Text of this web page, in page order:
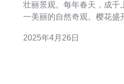
壮丽景观。每年春天，成千
一美丽的自然奇观。樱花盛
本文化中的象征，代表着短暂而珍
2025年4月26日